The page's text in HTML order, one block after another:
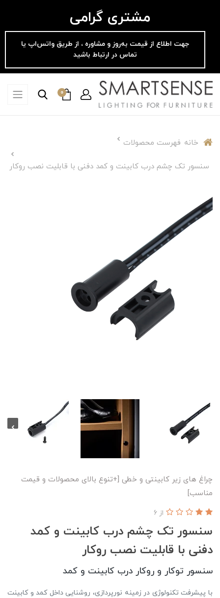
مشتری گرامی
جهت اطلاع از قیمت به‌روز و مشاوره ، از طریق واتس‌اپ یا
تماس در ارتباط باشید
0
خانه فهرست محصولات
سنسور تک چشم درب کابینت و کمد دفنی با قابلیت نصب روکار
چراغ های زیر کابینتی و خطی [+تنوع بالای محصولات و قیمت
مناسب]
سنسور تک چشم درب کابینت و کمد
دفنی با قابلیت نصب روکار
از 6
سنسور توکار و روکار درب کابینت و کمد
با پیشرفت تکنولوژی در زمینه نورپردازی، روشنایی داخل کمد و کابینت